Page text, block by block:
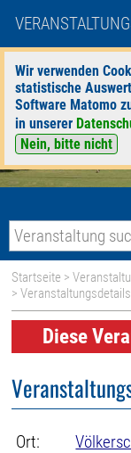
Wir verwenden
statistische
Software Matomo
in unserer
Nein, bitte nicht
Startseite >
> Veranstaltungsdetails
Diese
Ort: